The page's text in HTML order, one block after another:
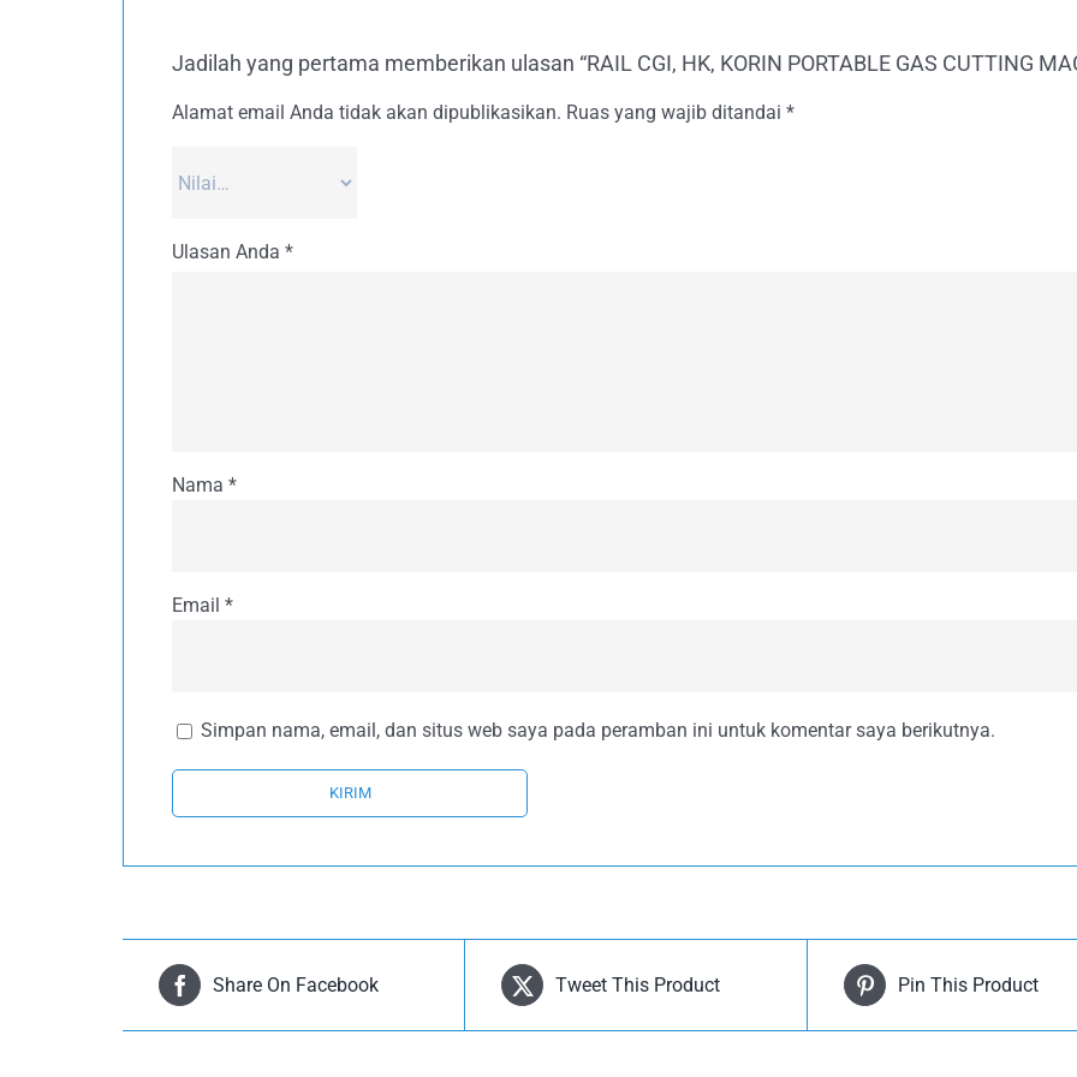
Jadilah yang pertama memberikan ulasan “RAIL CGI, HK, KORIN PORTABLE GAS CUTTING
Alamat email Anda tidak akan dipublikasikan. Ruas yang wajib ditandai *
Ulasan Anda *
Nama *
Email *
Simpan nama, email, dan situs web saya pada peramban ini untuk komentar saya berikutnya.
Share On Facebook Tweet This Product Pin This Product